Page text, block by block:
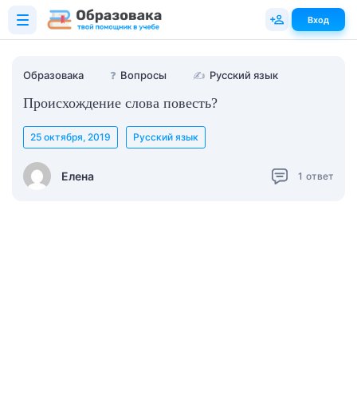
Образовака ❓ Вопросы ✍ Русский язык
Происхождение слова повесть?
Елена
25 октября, 2019 Русский язык
1 ответ
Вход